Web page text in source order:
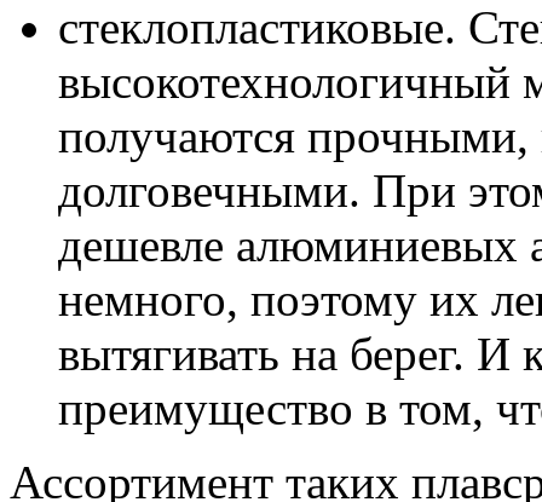
стеклопластиковые.
высокотехнологичный
получаются
долговечными. При
дешевле алюминиевых
немного, поэтому их
вытягивать на берег. И
преимущество в том,
Ассортимент таких